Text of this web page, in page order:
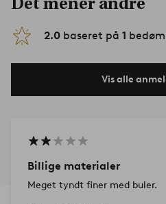
2.0 baseret på 1
Vis alle
Billige materialer
Meget tyndt finer med buler.